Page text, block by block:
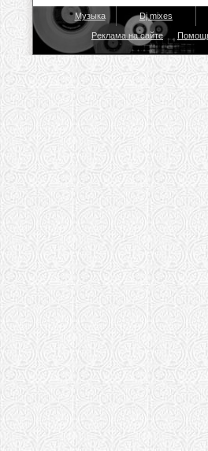
Музыка Dj mixes
Реклама на сайте